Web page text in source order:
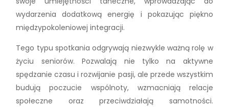
wydarzenia dodatkową energię i pokazując piękno
międzypokoleniowej integracji.
Tego typu spotkania odgrywają niezwykle ważną rolę w
życiu seniorów. Pozwalają nie tylko na aktywne
spędzanie czasu i rozwijanie pasji, ale przede wszystkim
budują poczucie wspólnoty, wzmacniają relacje
społeczne oraz przeciwdziałają samotności.